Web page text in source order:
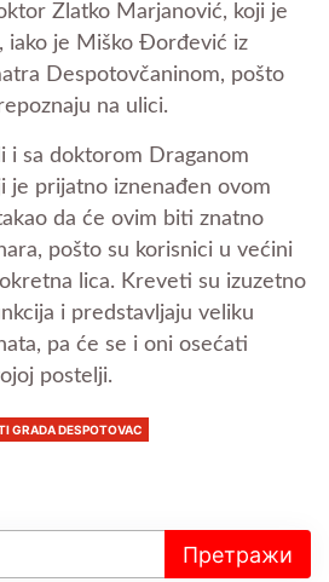
Zlatko Marjanović, koji je
iako je Miško Đorđević iz
Despotovčaninom, pošto
na ulici.
i sa doktorom Draganom
je prijatno iznenađen ovom
da će ovim biti znatno
pošto su korisnici u većini
lica. Kreveti su izuzetno
i predstavljaju veliku
pa će se i oni osećati
postelji.
GRADA DESPOTOVAC